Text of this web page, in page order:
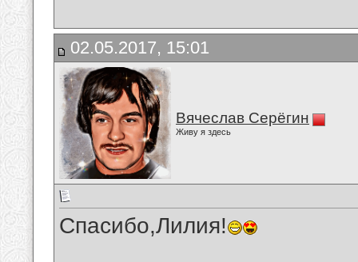
02.05.2017, 15:01
Вячеслав Серёгин
Живу я здесь
Спасибо,Лилия!